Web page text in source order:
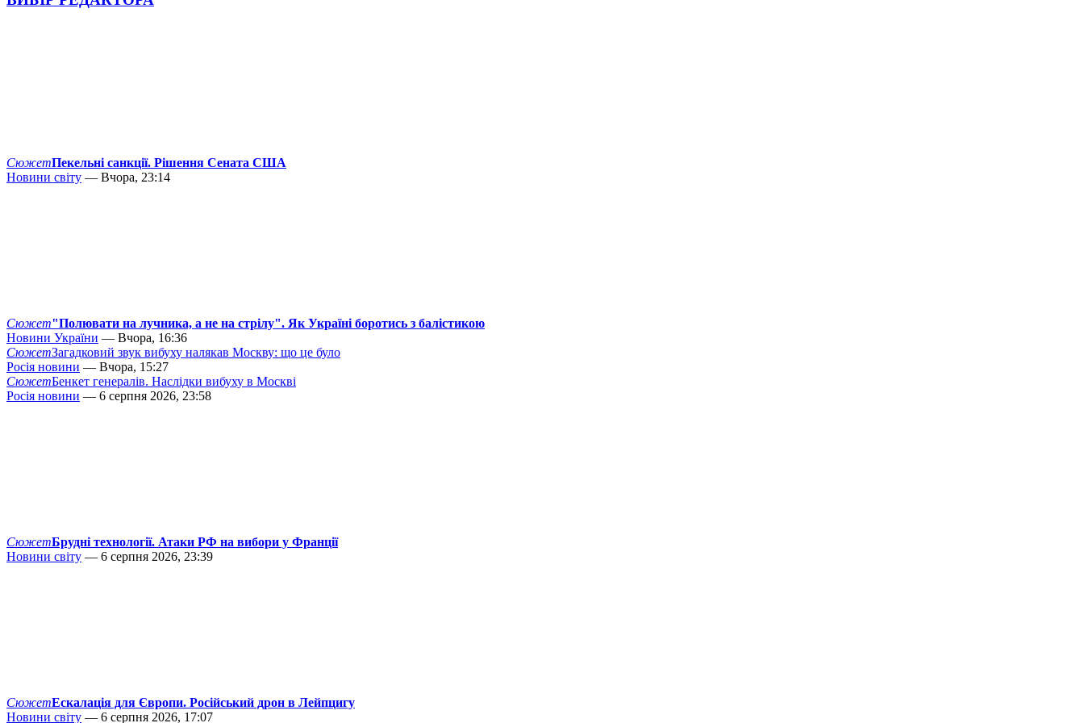
СюжетПекельні санкції. Рішення Сената США
Новини світу — Вчора, 23:14
Сюжет"Полювати на лучника, а не на стрілу". Як Україні боротись з балістикою
Новини України — Вчора, 16:36
СюжетЗагадковий звук вибуху налякав Москву: що це було
Росія новини — Вчора, 15:27
СюжетБенкет генералів. Наслідки вибуху в Москві
Росія новини — 6 серпня 2026, 23:58
СюжетБрудні технології. Атаки РФ на вибори у Франції
Новини світу — 6 серпня 2026, 23:39
СюжетЕскалація для Європи. Російський дрон в Лейпцигу
Новини світу — 6 серпня 2026, 17:07